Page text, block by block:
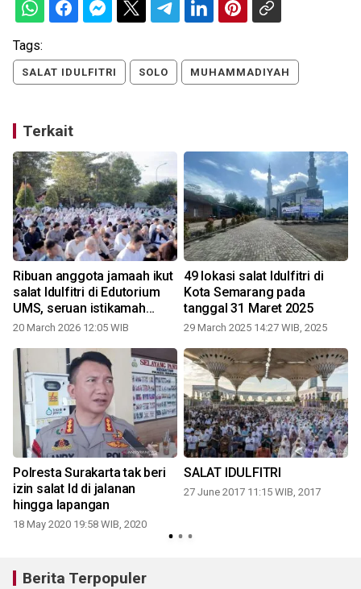
Tags:
SALAT IDULFITRI SOLO MUHAMMADIYAH
Terkait
Ribuan anggota jamaah ikut
salat Idulfitri di Edutorium
UMS, seruan istikamah
menguat
20 March 2026 12:05 WIB
49 lokasi salat Idulfitri di
Kota Semarang pada
tanggal 31 Maret 2025
29 March 2025 14:27 WIB, 2025
Polresta Surakarta tak beri
izin salat Id di jalanan
hingga lapangan
18 May 2020 19:58 WIB, 2020
SALAT IDULFITRI
27 June 2017 11:15 WIB, 2017
Berita Terpopuler